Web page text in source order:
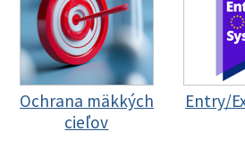
Ochrana mäkkých
cieľov
Entry/